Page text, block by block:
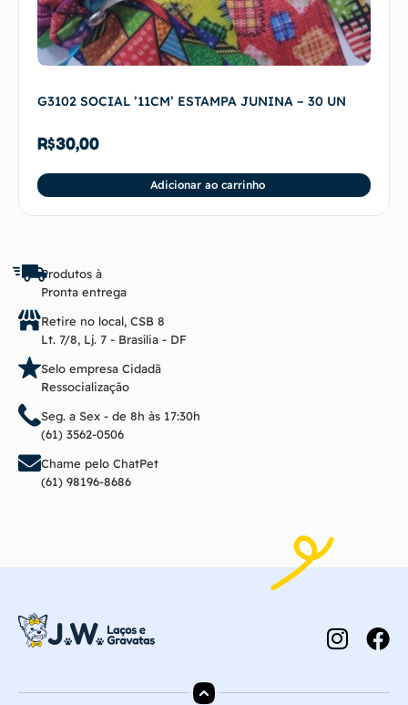
G3102 SOCIAL ’11CM’ ESTAMPA JUNINA – 30 UN
R$30,00
Adicionar ao carrinho
Produtos à
Pronta entrega
Retire no local, CSB 8
Lt. 7/8, Lj. 7 - Brasília - DF
Selo empresa Cidadã
Ressocialização
Seg. a Sex - de 8h às 17:30h
(61) 3562-0506
Chame pelo ChatPet
(61) 98196-8686